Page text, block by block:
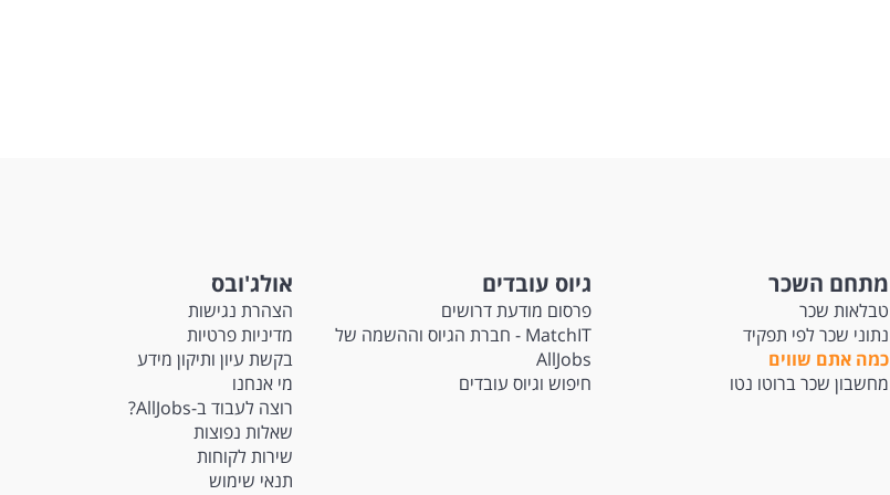
מתחם השכר
טבלאות שכר
נתוני שכר לפי תפקיד
כמה אתם שווים
מחשבון שכר ברוטו נטו
גיוס עובדים
פרסום מודעת דרושים
MatchIT - חברת הגיוס וההשמה של
AllJobs
חיפוש וגיוס עובדים
אולג'ובס
הצהרת נגישות
מדיניות פרטיות
בקשת עיון ותיקון מידע
מי אנחנו
רוצה לעבוד ב-AllJobs?
שאלות נפוצות
שירות לקוחות
תנאי שימוש